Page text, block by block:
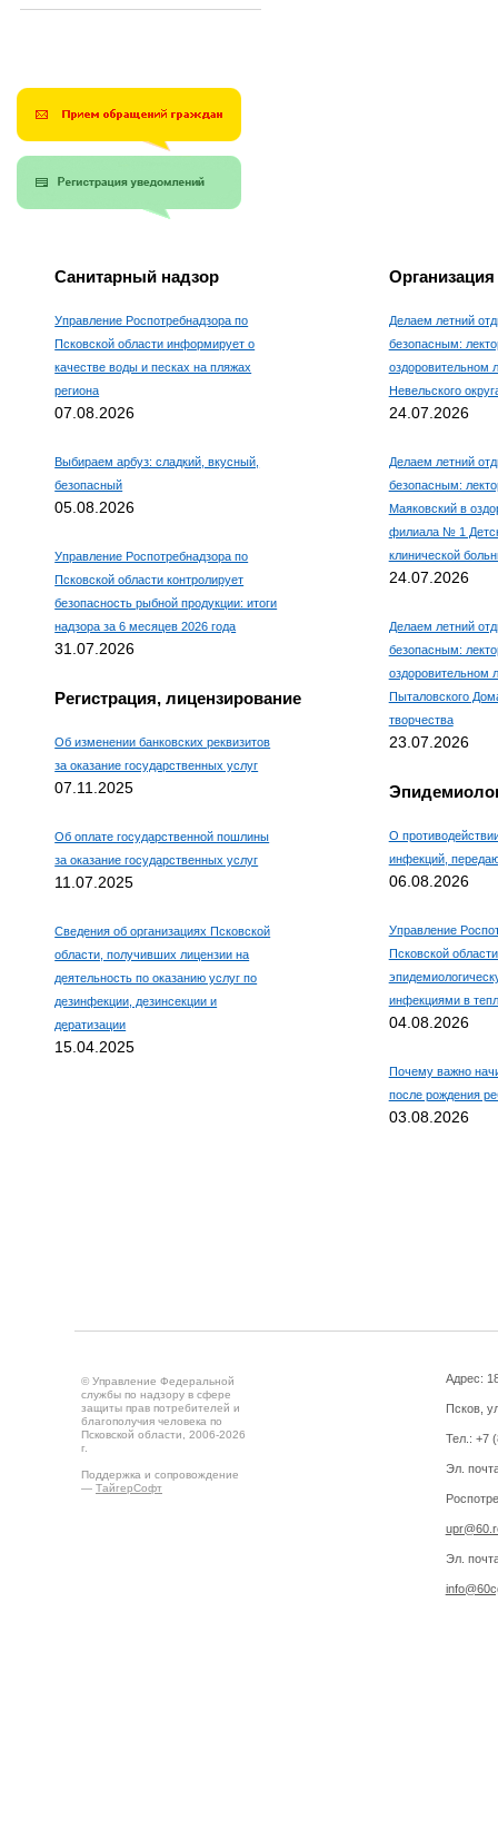
Санитарный надзор
Управление Роспотребнадзора по
Псковской области информирует о
качестве воды и песках на пляжах
региона
07.08.2026
Выбираем арбуз: сладкий, вкусный,
безопасный
05.08.2026
Управление Роспотребнадзора по
Псковской области контролирует
безопасность рыбной продукции: итоги
надзора за 6 месяцев 2026 года
31.07.2026
Регистрация, лицензирование
Об изменении банковских реквизитов
за оказание государственных услуг
07.11.2025
Об оплате государственной пошлины
за оказание государственных услуг
11.07.2025
Сведения об организациях Псковской
области, получивших лицензии на
деятельность по оказанию услуг по
дезинфекции, дезинсекции и
дератизации
15.04.2025
Делаем летний
безопасным:
оздоровительном
Невельского
24.07.2026
Делаем летний
безопасным:
Маяковский в
филиала № 1
клинической
24.07.2026
Делаем летний
безопасным:
оздоровительном
Пыталовского
творчества
23.07.2026
О
инфекций,
06.08.2026
Управление
Псковской
инфекциями в
04.08.2026
Почему важно
после рождения
03.08.2026
© Управление Федеральной
службы по надзору в сфере
защиты прав потребителей и
благополучия человека по
Псковской области, 2006-2026
г.
Поддержка и сопровождение
— ТайгерСофт
Адрес:
Псков,
Тел.: +7
Эл.
Эл.